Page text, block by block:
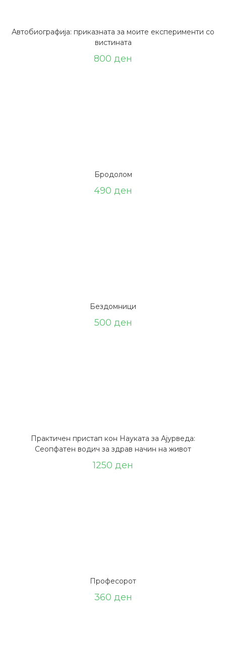
Автобиографија: приказната за моите експерименти со
вистината
800 ден
Бродолом
490 ден
Бездомници
500 ден
Практичен пристап кон Науката за Ајурведа:
Сеопфатен водич за здрав начин на живот
1250 ден
Професорот
360 ден